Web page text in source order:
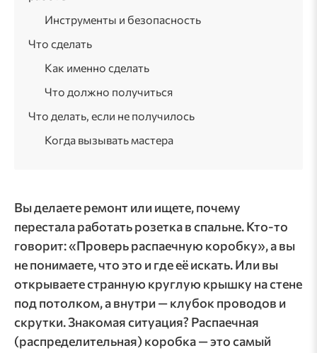
Инструменты и безопасность
Что сделать
Как именно сделать
Что должно получиться
Что делать, если не получилось
Когда вызывать мастера
Вы делаете ремонт или ищете, почему
перестала работать розетка в спальне. Кто-то
говорит: «Проверь распаечную коробку», а вы
не понимаете, что это и где её искать. Или вы
открываете странную круглую крышку на стене
под потолком, а внутри — клубок проводов и
скрутки. Знакомая ситуация? Распаечная
(распределительная) коробка — это самый